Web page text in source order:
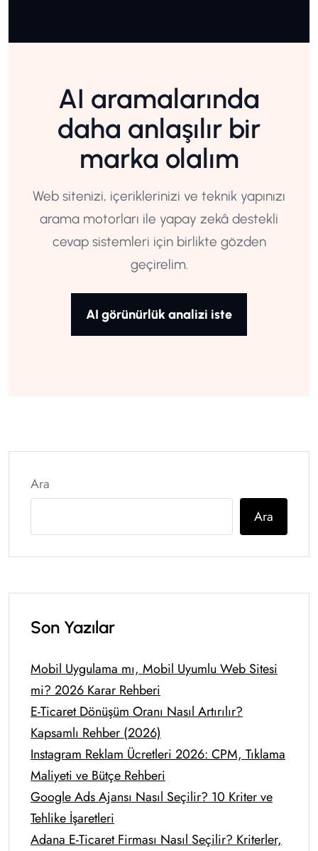
AI aramalarında
daha anlaşılır bir
marka olalım
Web sitenizi, içeriklerinizi ve teknik yapınızı
arama motorları ile yapay zekâ destekli
cevap sistemleri için birlikte gözden
geçirelim.
AI görünürlük analizi iste
Ara
Ara
Son Yazılar
Mobil Uygulama mı, Mobil Uyumlu Web Sitesi
mi? 2026 Karar Rehberi
E-Ticaret Dönüşüm Oranı Nasıl Artırılır?
Kapsamlı Rehber (2026)
Instagram Reklam Ücretleri 2026: CPM, Tıklama
Maliyeti ve Bütçe Rehberi
Google Ads Ajansı Nasıl Seçilir? 10 Kriter ve
Tehlike İşaretleri
Adana E-Ticaret Firması Nasıl Seçilir? Kriterler,